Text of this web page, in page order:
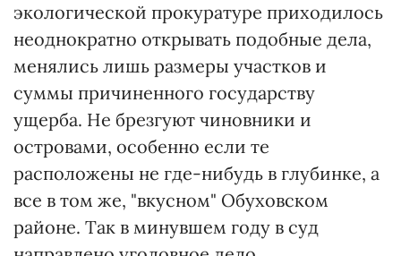
экологической прокуратуре приходилось
неоднократно открывать подобные дела,
менялись лишь размеры участков и
суммы причиненного государству
ущерба. Не брезгуют чиновники и
островами, особенно если те
расположены не где-нибудь в глубинке, а
все в том же, "вкусном" Обуховском
районе. Так в минувшем году в суд